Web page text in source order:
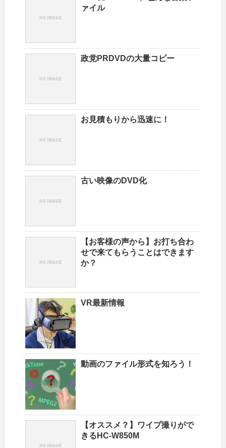
ァイル
政党PRDVDの大量コピー
お見積もりから迅速に！
古い映像のDVD化
【お客様の声から】お打ち合わ
せで来てもらうことはできます
か？
VR最新情報
動画のファイル形式を知ろう！
【オススメ？】ワイプ撮りがで
きるHC-W850M